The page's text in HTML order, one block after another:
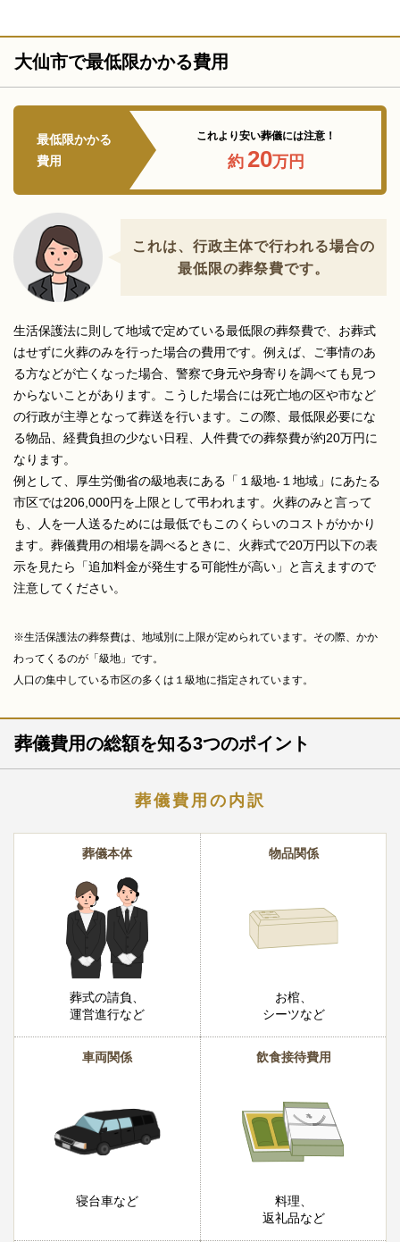
大仙市で最低限かかる費用
最低限かかる
費用
これより安い葬儀には注意！
約 20万円
これは、行政主体で行われる場合の
最低限の葬祭費です。
生活保護法に則して地域で定めている最低限の葬祭費で、お葬式
はせずに火葬のみを行った場合の費用です。例えば、ご事情のあ
る方などが亡くなった場合、警察で身元や身寄りを調べても見つ
からないことがあります。こうした場合には死亡地の区や市など
の行政が主導となって葬送を行います。この際、最低限必要にな
る物品、経費負担の少ない日程、人件費での葬祭費が約20万円に
なります。
例として、厚生労働省の級地表にある「１級地-１地域」にあたる
市区では206,000円を上限として弔われます。火葬のみと言って
も、人を一人送るためには最低でもこのくらいのコストがかかり
ます。葬儀費用の相場を調べるときに、火葬式で20万円以下の表
示を見たら「追加料金が発生する可能性が高い」と言えますので
注意してください。
※生活保護法の葬祭費は、地域別に上限が定められています。その際、かか
わってくるのが「級地」です。
人口の集中している市区の多くは１級地に指定されています。
葬儀費用の総額を知る3つのポイント
葬儀費用の内訳
葬儀本体
葬式の請負、
運営進行など
物品関係
お棺、
シーツなど
車両関係
寝台車など
飲食接待費用
料理、
返礼品など